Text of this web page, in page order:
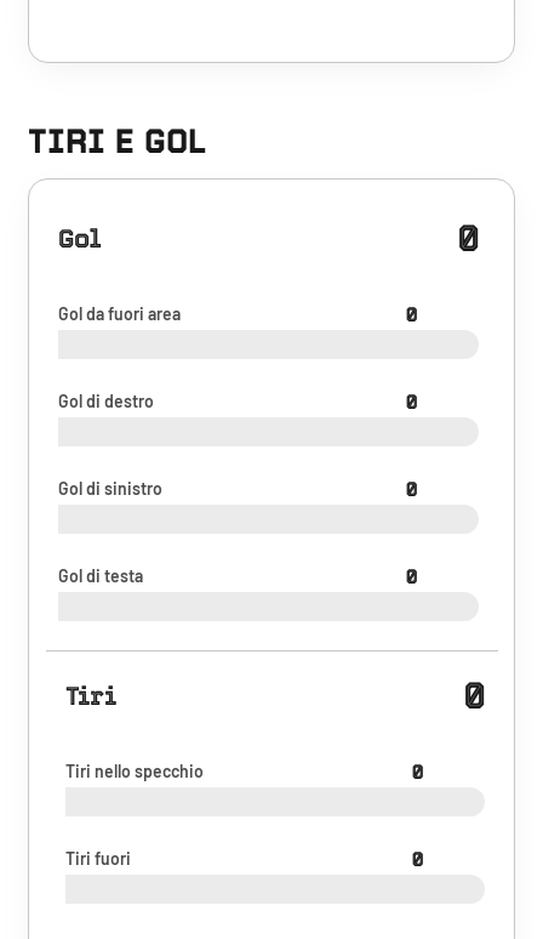
TIRI E GOL
Gol 0
Gol da fuori area 0
Gol di destro 0
Gol di sinistro 0
Gol di testa 0
Tiri 0
Tiri nello specchio 0
Tiri fuori 0